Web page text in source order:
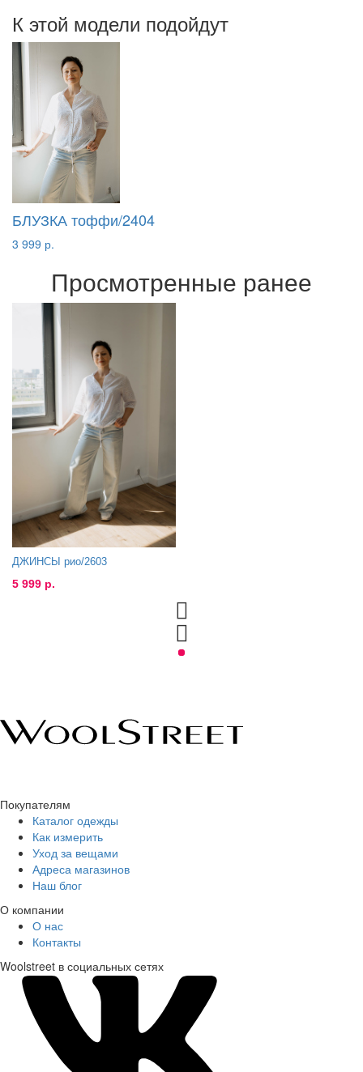
К этой модели подойдут
БЛУЗКА тоффи/2404
3 999 р.
Просмотренные ранее
ДЖИНСЫ рио/2603
5 999 р.
Покупателям
Каталог одежды
Как измерить
Уход за вещами
Адреса магазинов
Наш блог
О компании
О нас
Контакты
Woolstreet в социальных сетях